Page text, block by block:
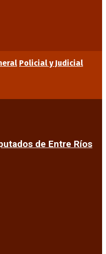
Policial y Judicial
de Entre Ríos